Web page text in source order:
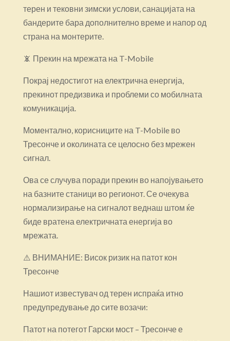
терен и тековни зимски услови, санацијата на
бандерите бара дополнително време и напор од
страна на монтерите.
📵 Прекин на мрежата на T-Mobile
Покрај недостигот на електрична енергија,
прекинот предизвика и проблеми со мобилната
комуникација.
Моментално, корисниците на T-Mobile во
Тресонче и околината се целосно без мрежен
сигнал.
Ова се случува поради прекин во напојувањето
на базните станици во регионот. Се очекува
нормализирање на сигналот веднаш штом ќе
биде вратена електричната енергија во
мрежата.
⚠️ ВНИМАНИЕ: Висок ризик на патот кон
Тресонче
Нашиот известувач од терен испраќа итно
предупредување до сите возачи:
Патот на потегот Гарски мост – Тресонче е